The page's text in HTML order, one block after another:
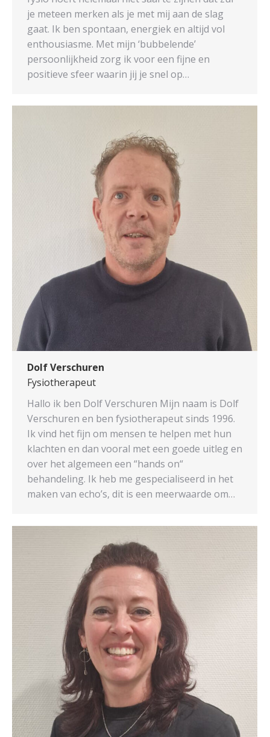
je meteen merken als je met mij aan de slag
gaat. Ik ben spontaan, energiek en altijd vol
enthousiasme. Met mijn ‘bubbelende’
persoonlijkheid zorg ik voor een fijne en
positieve sfeer waarin jij je snel op…
Dolf Verschuren
Fysiotherapeut
Hallo ik ben Dolf Verschuren Mijn naam is Dolf
Verschuren en ben fysiotherapeut sinds 1996.
Ik vind het fijn om mensen te helpen met hun
klachten en dan vooral met een goede uitleg en
over het algemeen een “hands on“
behandeling. Ik heb me gespecialiseerd in het
maken van echo’s, dit is een meerwaarde om…